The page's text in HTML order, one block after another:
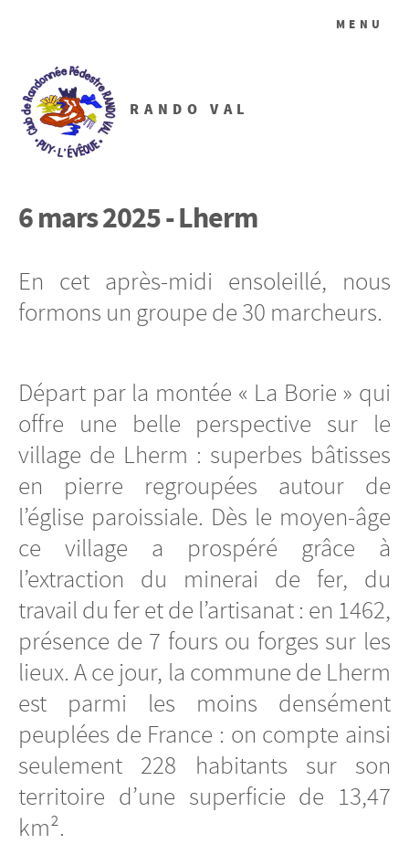
RANDO VAL
MENU
6 mars 2025 - Lherm
En cet après-midi ensoleillé, nous
formons un groupe de 30 marcheurs.
Départ par la montée « La Borie » qui
offre une belle perspective sur le
village de Lherm : superbes bâtisses
en pierre regroupées autour de
l’église paroissiale. Dès le moyen-âge
ce village a prospéré grâce à
l’extraction du minerai de fer, du
travail du fer et de l’artisanat : en 1462,
présence de 7 fours ou forges sur les
lieux. A ce jour, la commune de Lherm
est parmi les moins densément
peuplées de France : on compte ainsi
seulement 228 habitants sur son
territoire d’une superficie de 13,47
km².